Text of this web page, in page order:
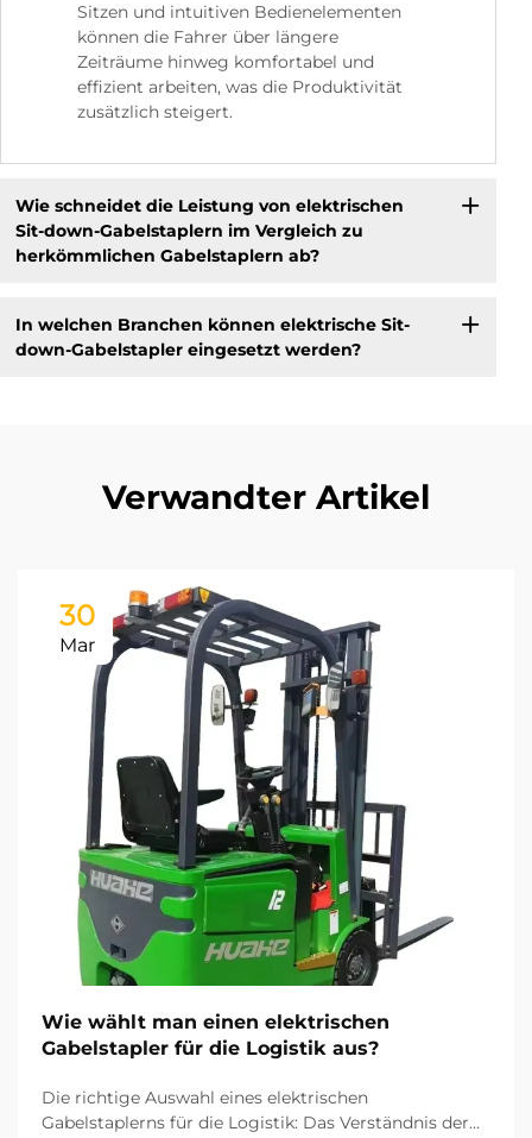
Sitzen und intuitiven Bedienelementen
können die Fahrer über längere
Zeiträume hinweg komfortabel und
effizient arbeiten, was die Produktivität
zusätzlich steigert.
Wie schneidet die Leistung von elektrischen
Sit-down-Gabelstaplern im Vergleich zu
herkömmlichen Gabelstaplern ab?
In welchen Branchen können elektrische Sit-
down-Gabelstapler eingesetzt werden?
Verwandter Artikel
30
Mar
Wie wählt man einen elektrischen
Gabelstapler für die Logistik aus?
Die richtige Auswahl eines elektrischen
Gabelstaplerns für die Logistik: Das Verständnis der